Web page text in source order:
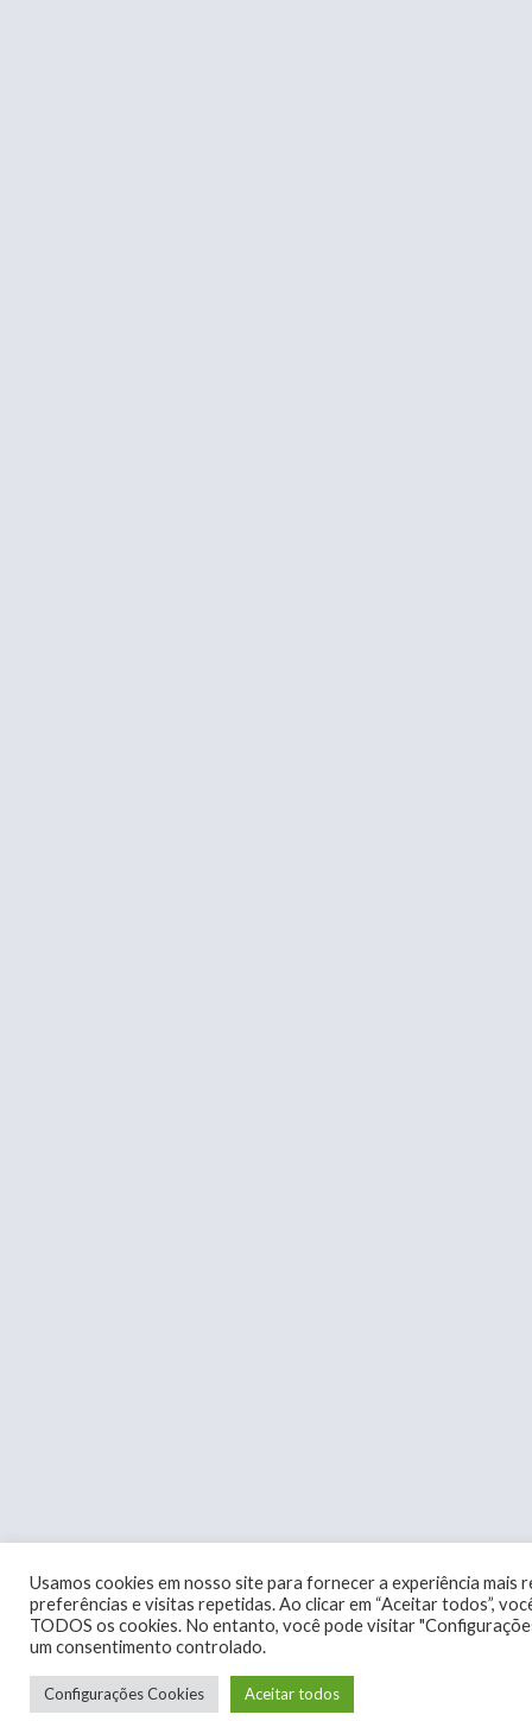
Usamos cookies em nosso site para fornecer a experiência mais
preferências e visitas repetidas. Ao clicar em “Aceitar todos”,
TODOS os cookies. No entanto, você pode visitar
um consentimento controlado.
Configurações Cookies Aceitar todos